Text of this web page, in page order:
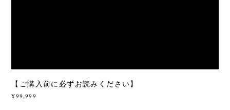
【ご購入前に必ずお読みください】
¥99,999